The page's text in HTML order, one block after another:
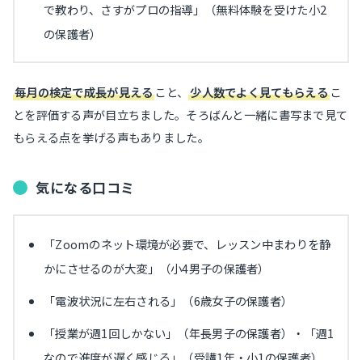
で教わり、さすがプロの指導」（無料体験を受けた小2
の保護者）
毎月の検定で成長が見えること、少人数でよく見てもらえるこ
とを評価する声が目立ちました。そろばんと一緒に書写まで見て
もらえる点を挙げる声もありました。
気になる口コミ
「Zoomのネット環境が必要で、レッスン中まわりを静
かにさせるのが大変」（小4男子の保護者）
「電波状況に左右される」（6歳女子の保護者）
「授業が週1回しかない」（年長男子の保護者）・「週1